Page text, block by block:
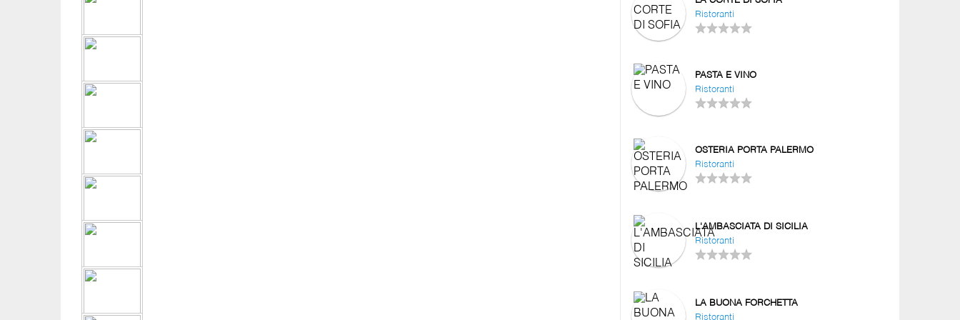
Ristoranti
PASTA E VINO
Ristoranti
OSTERIA PORTA PALERMO
Ristoranti
L'AMBASCIATA DI SICILIA
Ristoranti
LA BUONA FORCHETTA
Ristoranti